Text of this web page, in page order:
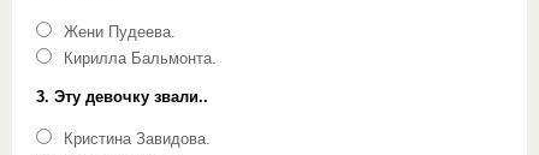
Жени Пудеева.
Кирилла Бальмонта.
3. Эту девочку звали..
Кристина Завидова.